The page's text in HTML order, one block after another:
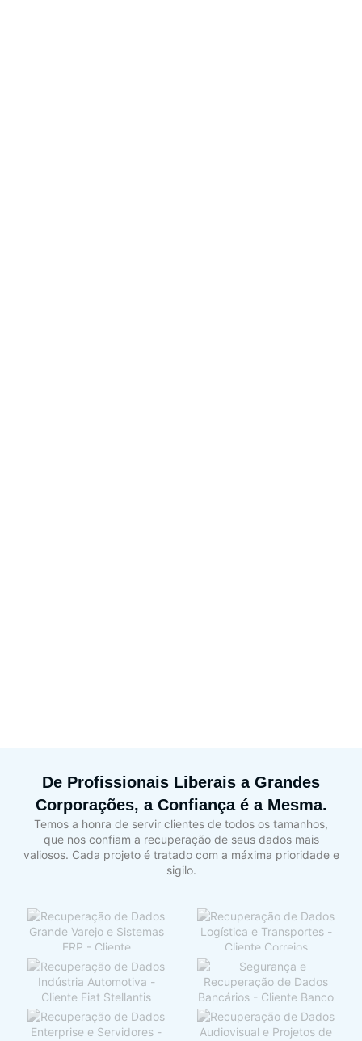
De Profissionais Liberais a Grandes
Corporações, a Confiança é a Mesma.
Temos a honra de servir clientes de todos os tamanhos,
que nos confiam a recuperação de seus dados mais
valiosos. Cada projeto é tratado com a máxima prioridade e
sigilo.